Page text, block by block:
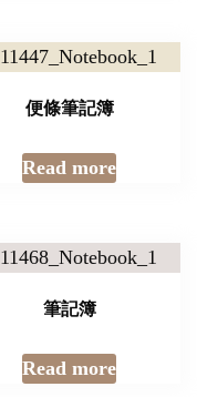
便條筆記簿
Read more
筆記簿
Read more